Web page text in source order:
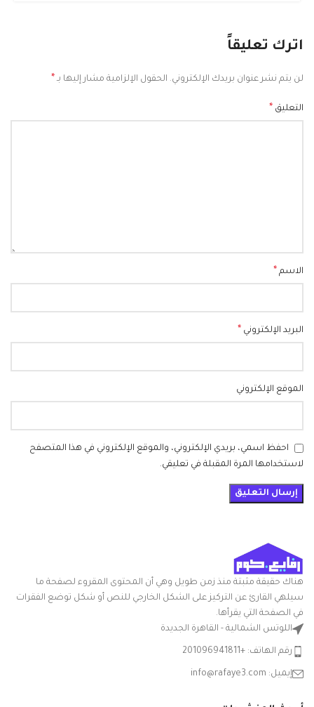
اترك تعليقاً
لن يتم نشر عنوان بريدك الإلكتروني. الحقول الإلزامية مشار إليها بـ *
التعليق *
الاسم *
البريد الإلكتروني *
الموقع الإلكتروني
احفظ اسمي، بريدي الإلكتروني، والموقع الإلكتروني في هذا المتصفح
لاستخدامها المرة المقبلة في تعليقي.
هناك حقيقة مثبتة منذ زمن طويل وهي أن المحتوى المقروء لصفحة ما
سيلهي القارئ عن التركيز على الشكل الخارجي للنص أو شكل توضع الفقرات
في الصفحة التي يقرأها.
اللوتس الشمالية - القاهرة الجديدة
رقم الهاتف: +201096941811
إيميل: info@rafaye3.com